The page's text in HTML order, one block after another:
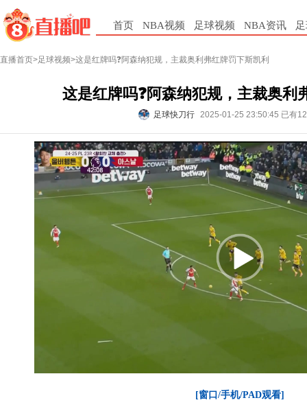
首页 NBA视频 足球视频 NBA资讯
直播首页>足球视频>这是红牌吗❓️阿森纳犯规，主裁奥利弗红牌罚下斯凯利
这是红牌吗❓️阿森纳犯规，主裁奥利
足球快刀行 2025-01-25 23:50:45 已有
[窗口/手机/PAD观看]